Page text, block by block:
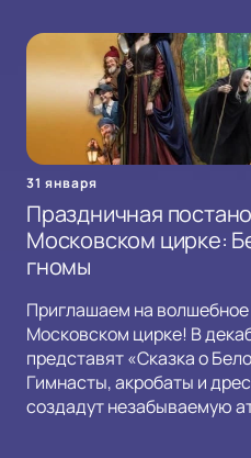
31 января
Праздничная
Московском цирке:
гномы
Приглашаем на
Московском цирке! В
представят «Сказка о
Гимнасты, акробаты и
создадут незабываемую